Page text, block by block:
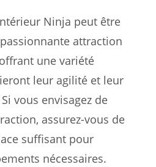
Ninja peut être
attraction
une variété
leur agilité et leur
vous envisagez de
assurez-vous de
suffisant pour
nécessaires.